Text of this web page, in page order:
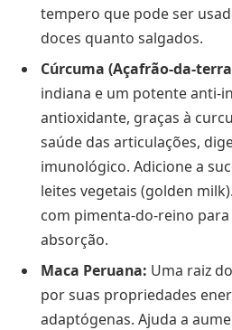
tempero que pode ser
doces quanto salgados.
Cúrcuma (Açafrão-da-
indiana e um potente anti-
antioxidante, graças à
saúde das articulações,
imunológico. Adicione a
leites vegetais (golden
com pimenta-do-reino
absorção.
Maca Peruana: Uma raiz
por suas propriedades
adaptógenas. Ajuda a